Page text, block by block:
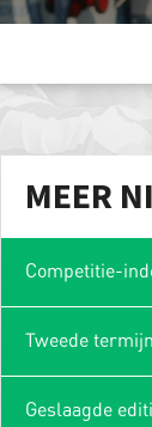
MEER